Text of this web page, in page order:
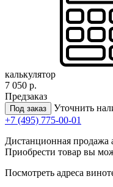
калькулятор
7 050 р.
Предзаказ
Под заказ
Уточнить
+7 (495) 775-00-01
Дистанционная продажа
Приобрести товар вы
Посмотреть адреса